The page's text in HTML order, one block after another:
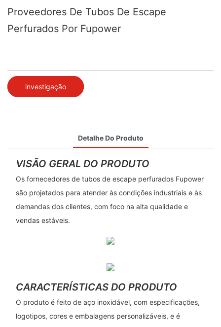
Proveedores De Tubos De Escape
Perfurados Por Fupower
investigação
Detalhe Do Produto
VISÃO GERAL DO PRODUTO
Os fornecedores de tubos de escape perfurados Fupower
são projetados para atender às condições industriais e às
demandas dos clientes, com foco na alta qualidade e
vendas estáveis.
CARACTERÍSTICAS DO PRODUTO
O produto é feito de aço inoxidável, com especificações,
logotipos, cores e embalagens personalizáveis, e é